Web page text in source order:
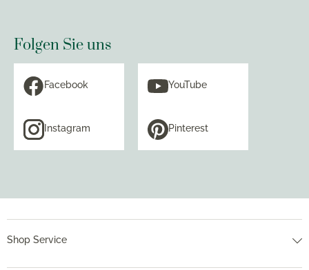
Folgen Sie uns
Facebook YouTube
Instagram Pinterest
Shop Service